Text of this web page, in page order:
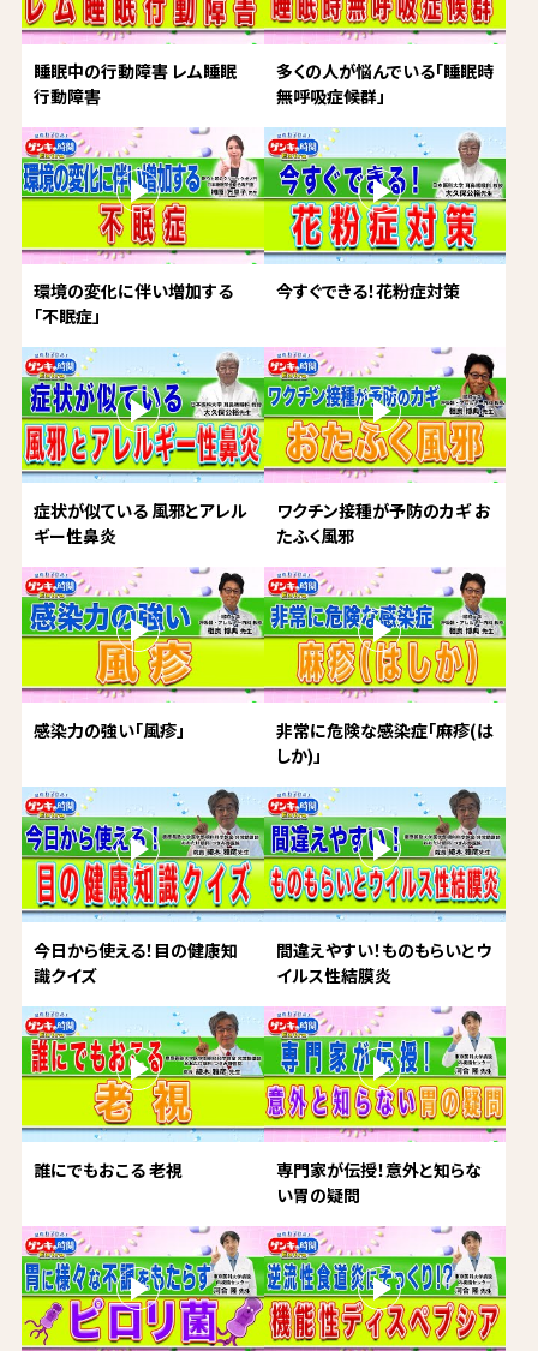
睡眠中の行動障害 レム睡眠
行動障害
多くの人が悩んでいる「睡眠時
無呼吸症候群」
環境の変化に伴い増加する
「不眠症」
今すぐできる！花粉症対策
症状が似ている 風邪とアレル
ギー性鼻炎
ワクチン接種が予防のカギ お
たふく風邪
感染力の強い「風疹」
非常に危険な感染症「麻疹(は
しか)」
今日から使える！目の健康知
識クイズ
間違えやすい！ものもらいとウ
イルス性結膜炎
誰にでもおこる 老視
専門家が伝授！意外と知らな
い胃の疑問